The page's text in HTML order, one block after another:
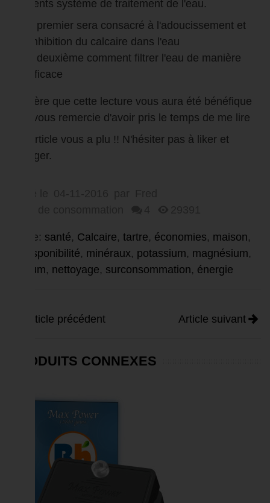
différents système de traitement de l'eau.
le premier sera consacré à l'adoucissement et
l'inhibition du calcaire dans l'eau
le deuxième comment filtrer l'eau de manière
efficace
J'espère que cette lecture vous aura été bénéfique
et je vous remercie d'avoir pris le temps de me lire
Cet article vous a plu !! N'hésiter pas à liker et
partager.
Balise: santé, Calcaire, tartre, économies, maison,
biodisponibilité, minéraux, potassium, magnésium,
calcium, nettoyage, surconsommation, énergie
Article précédent Article suivant
PRODUITS CONNEXES